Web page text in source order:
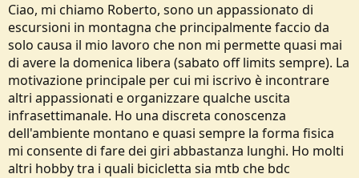
Ciao, mi chiamo Roberto, sono un appassionato di
escursioni in montagna che principalmente faccio da
solo causa il mio lavoro che non mi permette quasi mai
di avere la domenica libera (sabato off limits sempre). La
motivazione principale per cui mi iscrivo è incontrare
altri appassionati e organizzare qualche uscita
infrasettimanale. Ho una discreta conoscenza
dell'ambiente montano e quasi sempre la forma fisica
mi consente di fare dei giri abbastanza lunghi. Ho molti
altri hobby tra i quali bicicletta sia mtb che bdc